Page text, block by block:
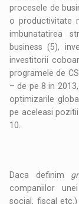
procesele de
o productivitate
imbunatatirea
business (5),
investitorii
programele de
– de pe 8 in
optimizarile
pe aceleasi
10.
Daca definim
companiilor
social, fiscal